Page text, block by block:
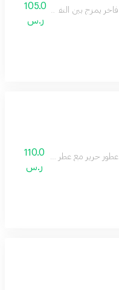
يمزج بين النفحات العربية
105.0
ر.س
حرير مع عطر شعر، نفحات غربية
110.0
ر.س